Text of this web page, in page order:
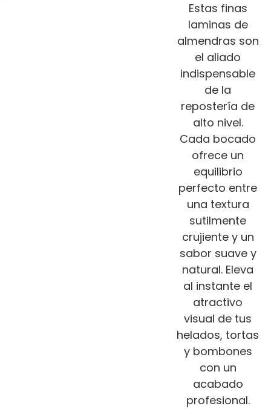
Estas finas
laminas de
almendras son
el aliado
indispensable
de la
repostería de
alto nivel.
Cada bocado
ofrece un
equilibrio
perfecto entre
una textura
sutilmente
crujiente y un
sabor suave y
natural. Eleva
al instante el
atractivo
visual de tus
helados, tortas
y bombones
con un
acabado
profesional.